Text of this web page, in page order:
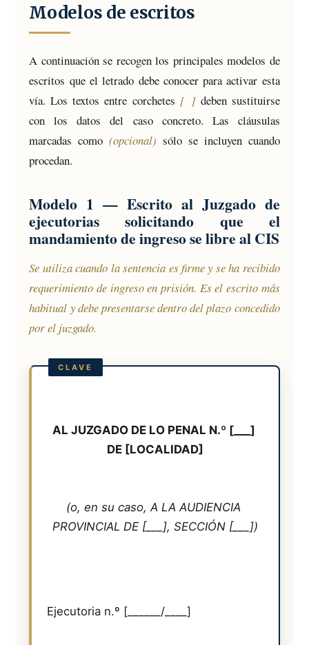
Modelos de escritos
A continuación se recogen los principales modelos de
escritos que el letrado debe conocer para activar esta
vía. Los textos entre corchetes [ ]deben sustituirse
con los datos del caso concreto. Las cláusulas
marcadas como(opcional) sólo se incluyen cuando
procedan.
Modelo 1 — Escrito al Juzgado de
ejecutorias solicitando que el
mandamiento de ingreso se libre al CIS
Se utiliza cuando la sentencia es firme y se ha recibido
requerimiento de ingreso en prisión. Es el escrito más
habitual y debe presentarse dentro del plazo concedido
por el juzgado.
AL JUZGADO DE LO PENAL N.º [___]
DE [LOCALIDAD]
(o, en su caso, A LA AUDIENCIA
PROVINCIAL DE [___], SECCIÓN [___])
Ejecutoria n.º [______/____]